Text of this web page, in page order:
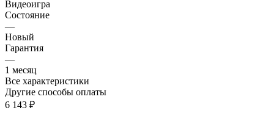
Видеоигра
Состояние
—
Новый
Гарантия
—
1 месяц
Все характеристики
Другие способы оплаты
6 143 ₽